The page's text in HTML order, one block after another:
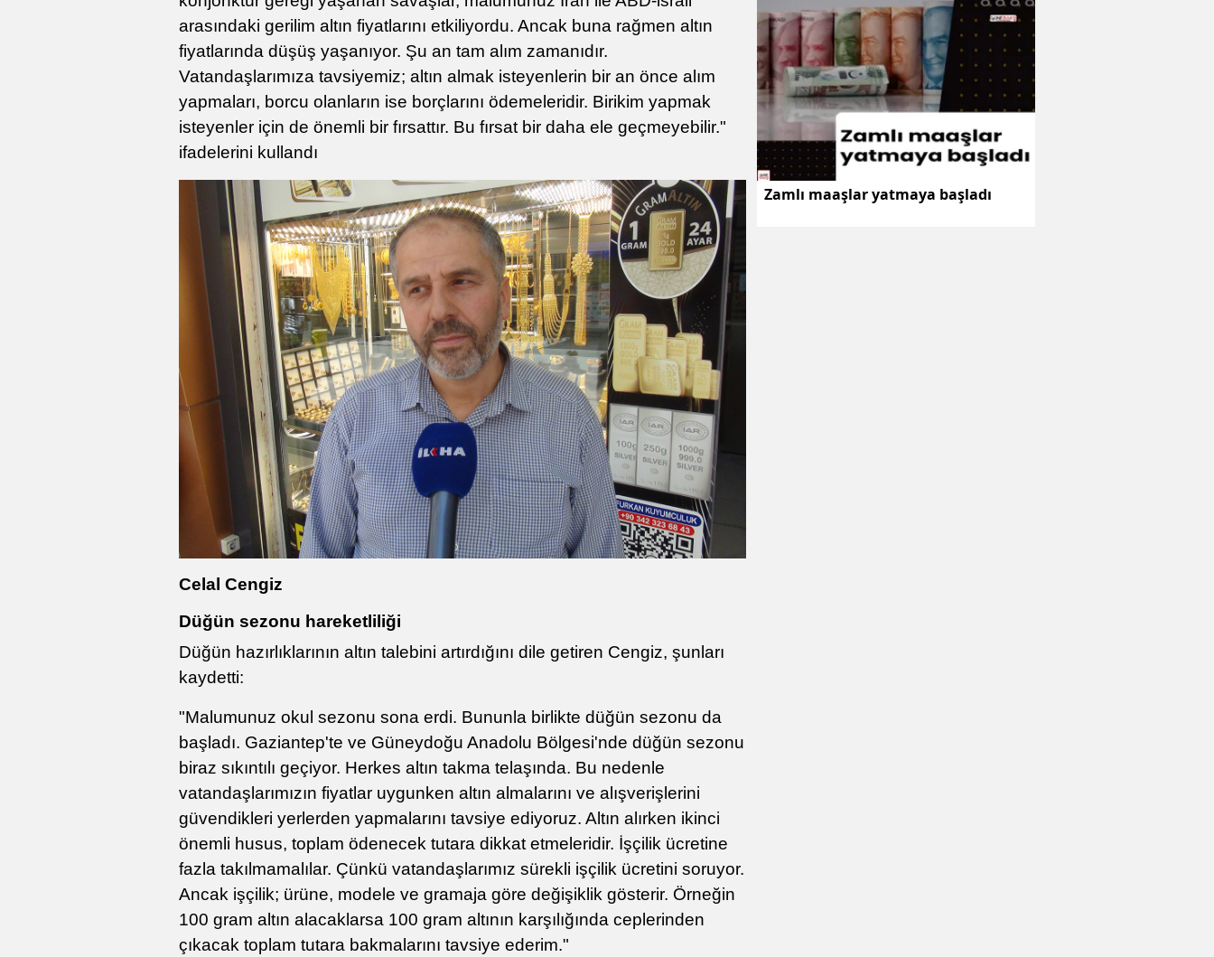
arasındaki gerilim altın fiyatlarını etkiliyordu. Ancak buna rağmen altın
fiyatlarında düşüş yaşanıyor. Şu an tam alım zamanıdır.
Vatandaşlarımıza tavsiyemiz; altın almak isteyenlerin bir an önce alım
yapmaları, borcu olanların ise borçlarını ödemeleridir. Birikim yapmak
isteyenler için de önemli bir fırsattır. Bu fırsat bir daha ele geçmeyebilir."
ifadelerini kullandı
Celal Cengiz
Düğün sezonu hareketliliği
Düğün hazırlıklarının altın talebini artırdığını dile getiren Cengiz, şunları
kaydetti:
"Malumunuz okul sezonu sona erdi. Bununla birlikte düğün sezonu da
başladı. Gaziantep'te ve Güneydoğu Anadolu Bölgesi'nde düğün sezonu
biraz sıkıntılı geçiyor. Herkes altın takma telaşında. Bu nedenle
vatandaşlarımızın fiyatlar uygunken altın almalarını ve alışverişlerini
güvendikleri yerlerden yapmalarını tavsiye ediyoruz. Altın alırken ikinci
önemli husus, toplam ödenecek tutara dikkat etmeleridir. İşçilik ücretine
fazla takılmamalılar. Çünkü vatandaşlarımız sürekli işçilik ücretini soruyor.
Ancak işçilik; ürüne, modele ve gramaja göre değişiklik gösterir. Örneğin
100 gram altın alacaklarsa 100 gram altının karşılığında ceplerinden
çıkacak toplam tutara bakmalarını tavsiye ederim."
Zamlı maaşlar yatmaya başladı